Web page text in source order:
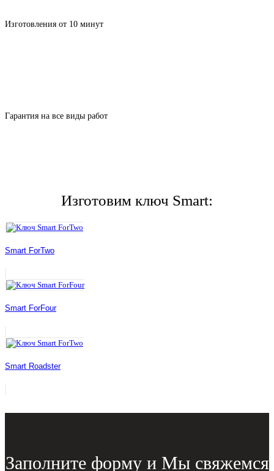
Изготовления от 10 минут
Гарантия на все виды работ
Изготовим ключ Smart:
Smart ForTwo
Smart ForFour
Smart Roadster
Заполните форму и Мы свяжемся